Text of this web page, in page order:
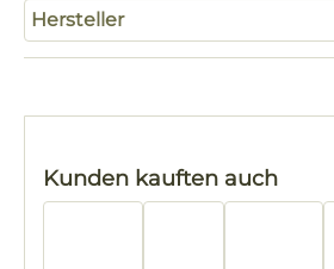
Hersteller
Produktgalerie überspringen
Kunden kauften auch